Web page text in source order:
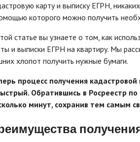
карту и выписку ЕГРН,
которого можно получить
статье вы узнаете о том, как
и выписки ЕГРН на квартиру. Мы
хлопот получить нужные бумаги.
процесс получения
Обратившись в Росреестр
минут, сохранив тем самым